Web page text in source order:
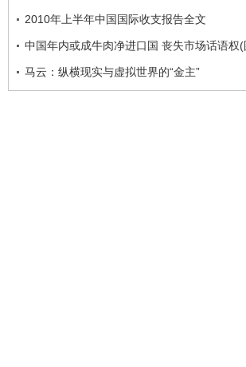
2010年上半年中国国际收支报告全文
中国年内或成牛肉净进口国 丧失市场话语权(
马云：纵横现实与虚拟世界的“金主”